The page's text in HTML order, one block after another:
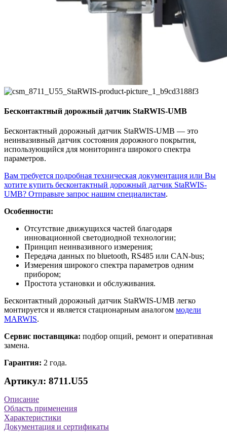
Бесконтактный дорожный датчик StaRWIS-UMB
Бесконтактный дорожный датчик StaRWIS-UMB — это
неинвазивный датчик состояния дорожного покрытия,
использующийся для мониторинга широкого спектра
параметров.
Вам требуется подробная техническая документация или Вы
хотите купить бесконтактный дорожный датчик StaRWIS-
UMB? Отправьте запрос нашим специалистам.
Особенности:
Отсутствие движущихся частей благодаря
инновационной светодиодной технологии;
Принцип неинвазивного измерения;
Передача данных по bluetooth, RS485 или CAN-bus;
Измерения широкого спектра параметров одним
прибором;
Простота установки и обслуживания.
Бесконтактный дорожный датчик StaRWIS-UMB легко
монтируется и является стационарным аналогом модели
MARWIS.
Сервис поставщика: подбор опций, ремонт и оперативная
замена.
Гарантия: 2 года.
Артикул: 8711.U55
Описание
Область применения
Характеристики
Документация и сертификаты